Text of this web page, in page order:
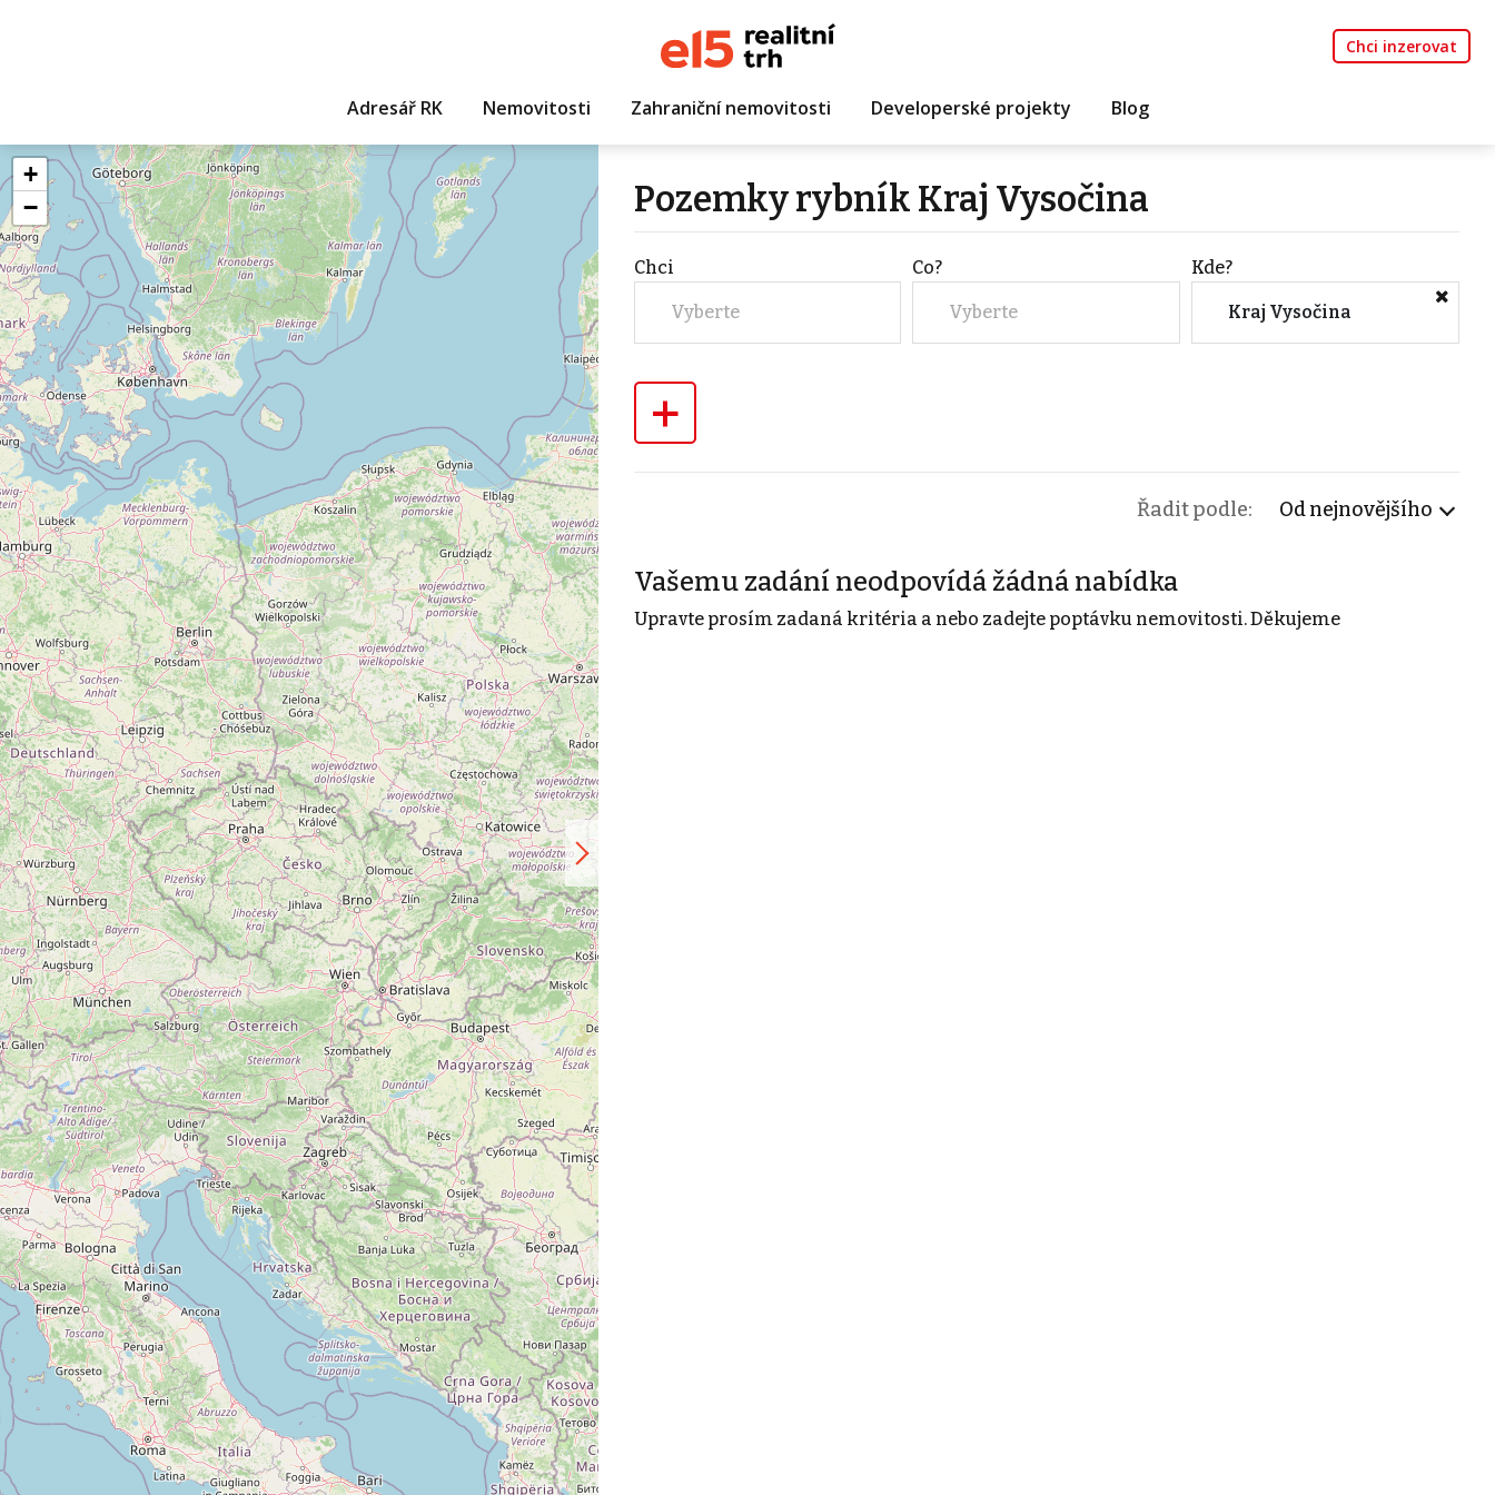
Chci inzerovat
Adresář RK Nemovitosti Zahraniční nemovitosti Developerské projekty Blog
+
−
Pozemky rybník Kraj Vysočina
Chci
Vyberte
Co?
Vyberte
Kde?
Kraj Vysočina
+
Řadit podle: Od nejnovějšího
Vašemu zadání neodpovídá žádná nabídka
Upravte prosím zadaná kritéria a nebo zadejte poptávku nemovitosti. Děkujeme